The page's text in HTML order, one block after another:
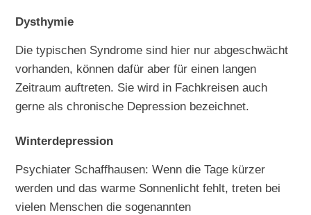
Dysthymie
Die typischen Syndrome sind hier nur abgeschwächt
vorhanden, können dafür aber für einen langen
Zeitraum auftreten. Sie wird in Fachkreisen auch
gerne als chronische Depression bezeichnet.
Winterdepression
Psychiater Schaffhausen: Wenn die Tage kürzer
werden und das warme Sonnenlicht fehlt, treten bei
vielen Menschen die sogenannten